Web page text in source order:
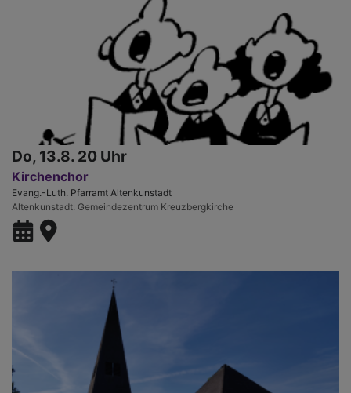
Do, 13.8. 20 Uhr
Kirchenchor
Evang.-Luth. Pfarramt Altenkunstadt
Altenkunstadt Gemeindezentrum Kreuzbergkirche